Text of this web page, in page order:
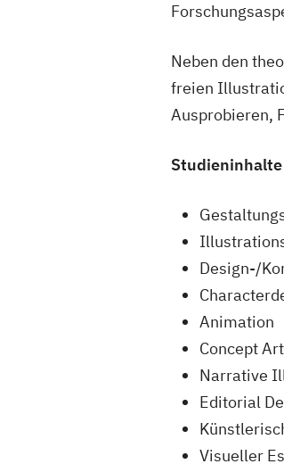
Neben den
freien
Ausprobieren,
Studieninhalte
Design-/
Animation
Concept Art
Narrative
Editorial
Visueller